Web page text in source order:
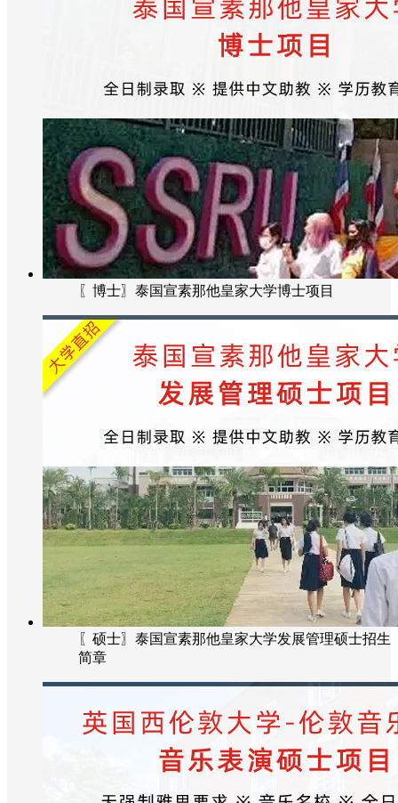
〖博士〗泰国宣素那他皇家大学博士项目
〖硕士〗泰国宣素那他皇家大学发展管理硕士招生
简章